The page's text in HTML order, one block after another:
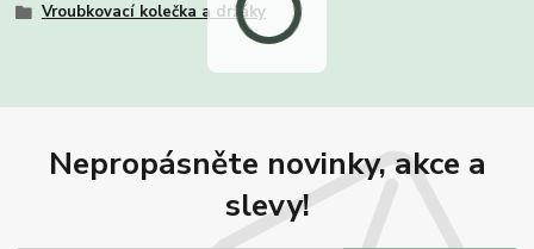
Vroubkovací kolečka a držáky
Nepropásněte novinky, akce a
slevy!